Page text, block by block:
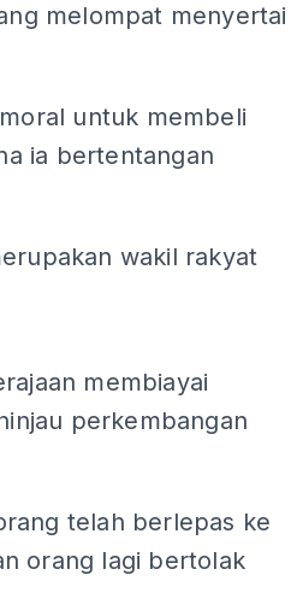
melompat menyertai
untuk membeli
ia bertentangan
wakil rakyat
membiayai
perkembangan
telah berlepas ke
orang lagi bertolak